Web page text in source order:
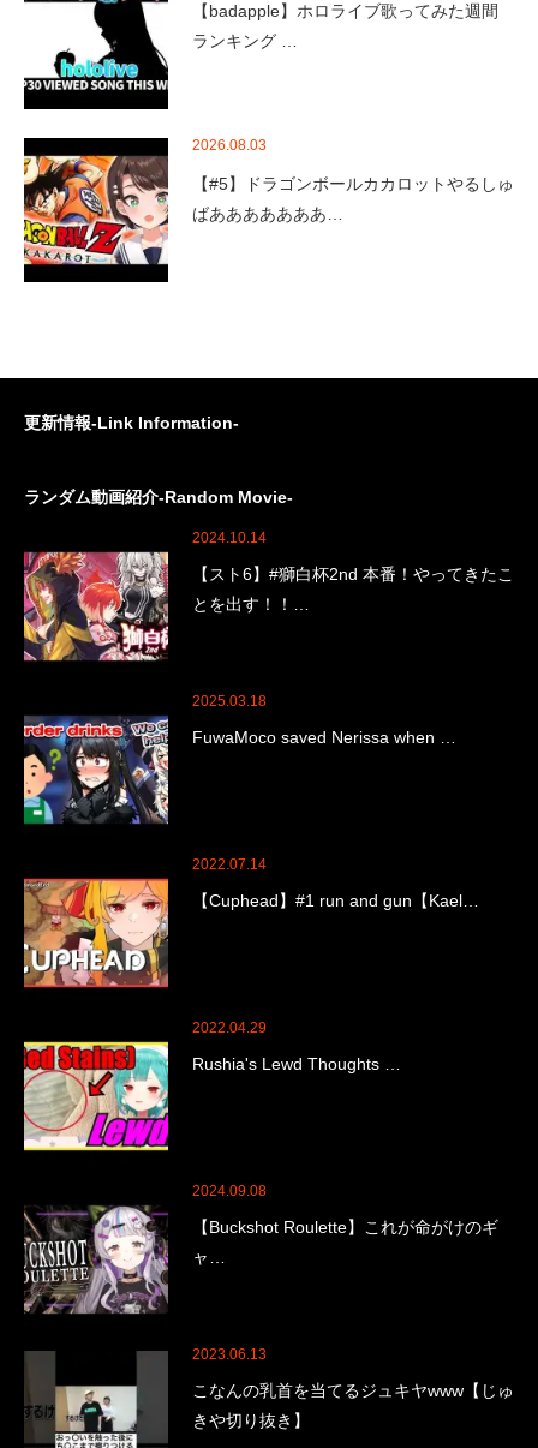
【badapple】ホロライブ歌ってみた週間
ランキング …
2026.08.03
【#5】ドラゴンボールカカロットやるしゅ
ばあああああああ…
更新情報-Link Information-
ランダム動画紹介-Random Movie-
2024.10.14
【スト6】#獅白杯2nd 本番！やってきたこ
とを出す！！…
2025.03.18
FuwaMoco saved Nerissa when …
2022.07.14
【Cuphead】#1 run and gun【Kael…
2022.04.29
Rushia's Lewd Thoughts …
2024.09.08
【Buckshot Roulette】これが命がけのギ
ャ…
2023.06.13
こなんの乳首を当てるジュキヤwww【じゅ
きや切り抜き】